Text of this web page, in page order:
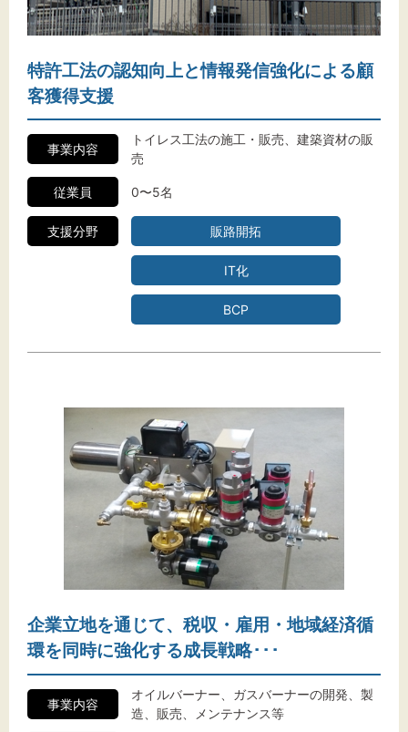
特許工法の認知向上と情報発信強化による顧
客獲得支援
事業内容
トイレス工法の施工・販売、建築資材の販
売
従業員 0〜5名
支援分野 販路開拓
IT化
BCP
企業立地を通じて、税収・雇用・地域経済循
環を同時に強化する成長戦略･･･
事業内容
オイルバーナー、ガスバーナーの開発、製
造、販売、メンテナンス等